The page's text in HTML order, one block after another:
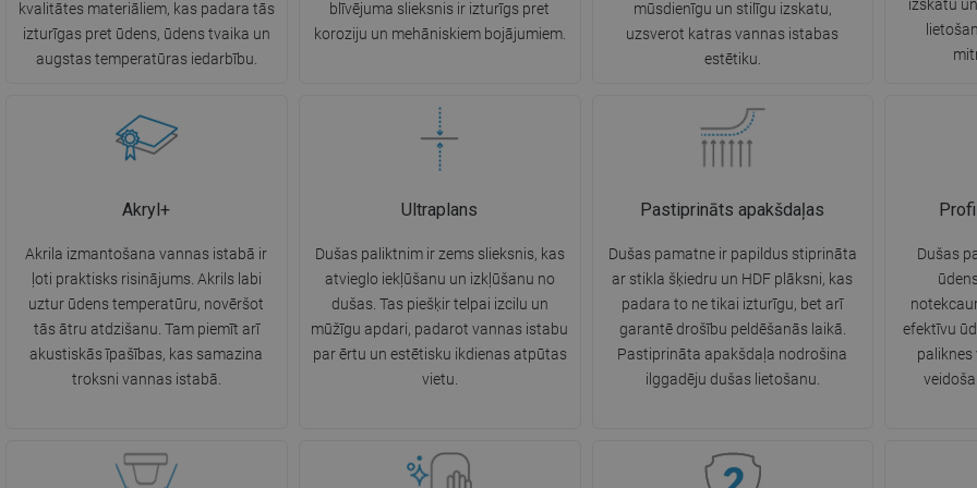
kvalitātes materiāliem, kas padara tās
izturīgas pret ūdens, ūdens tvaika un
augstas temperatūras iedarbību.
blīvējuma slieksnis ir izturīgs pret
koroziju un mehāniskiem bojājumiem.
mūsdienīgu un stilīgu izskatu,
uzsverot katras vannas istabas
estētiku.
izskatu
Akryl+
Akrila izmantošana vannas istabā ir
ļoti praktisks risinājums. Akrils labi
uztur ūdens temperatūru, novēršot
tās ātru atdzišanu. Tam piemīt arī
akustiskās īpašības, kas samazina
troksni vannas istabā.
Ultraplans
Dušas paliktnim ir zems slieksnis, kas
atvieglo iekļūšanu un izkļūšanu no
dušas. Tas piešķir telpai izcilu un
mūžīgu apdari, padarot vannas istabu
par ērtu un estētisku ikdienas atpūtas
vietu.
Pastiprināts apakšdaļas
Dušas pamatne ir papildus stiprināta
ar stikla šķiedru un HDF plāksni, kas
padara to ne tikai izturīgu, bet arī
garantē drošību peldēšanās laikā.
Pastiprināta apakšdaļa nodrošina
ilggadēju dušas lietošanu.
Dušas
efektīvu
paliknes